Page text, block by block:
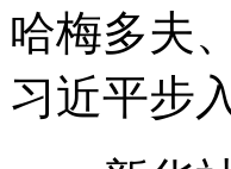
哈梅多夫
习近平步